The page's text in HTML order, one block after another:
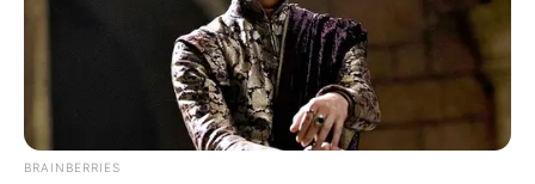
BRAINBERRIES